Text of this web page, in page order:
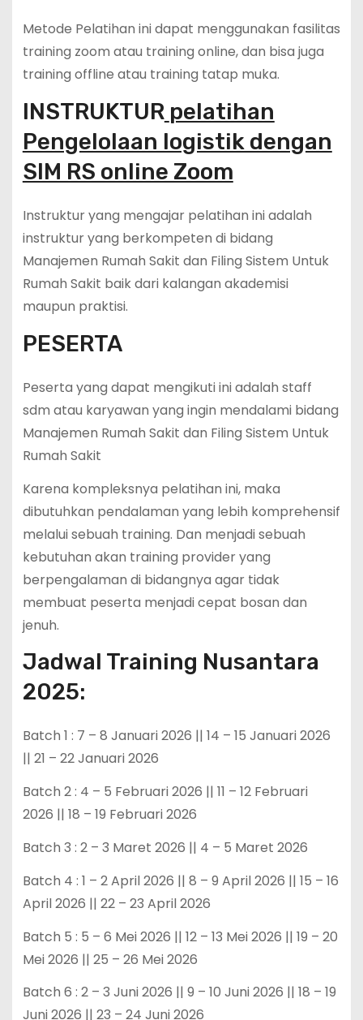
Metode Pelatihan ini dapat menggunakan fasilitas
training zoom atau training online, dan bisa juga
training offline atau training tatap muka.
INSTRUKTUR pelatihan
Pengelolaan logistik dengan
SIM RS online Zoom
Instruktur yang mengajar pelatihan ini adalah
instruktur yang berkompeten di bidang
Manajemen Rumah Sakit dan Filing Sistem Untuk
Rumah Sakit baik dari kalangan akademisi
maupun praktisi.
PESERTA
Peserta yang dapat mengikuti ini adalah staff
sdm atau karyawan yang ingin mendalami bidang
Manajemen Rumah Sakit dan Filing Sistem Untuk
Rumah Sakit
Karena kompleksnya pelatihan ini, maka
dibutuhkan pendalaman yang lebih komprehensif
melalui sebuah training. Dan menjadi sebuah
kebutuhan akan training provider yang
berpengalaman di bidangnya agar tidak
membuat peserta menjadi cepat bosan dan
jenuh.
Jadwal Training Nusantara
2025:
Batch 1 : 7 – 8 Januari 2026 || 14 – 15 Januari 2026
|| 21 – 22 Januari 2026
Batch 2 : 4 – 5 Februari 2026 || 11 – 12 Februari
2026 || 18 – 19 Februari 2026
Batch 3 : 2 – 3 Maret 2026 || 4 – 5 Maret 2026
Batch 4 : 1 – 2 April 2026 || 8 – 9 April 2026 || 15 – 16
April 2026 || 22 – 23 April 2026
Batch 5 : 5 – 6 Mei 2026 || 12 – 13 Mei 2026 || 19 – 20
Mei 2026 || 25 – 26 Mei 2026
Batch 6 : 2 – 3 Juni 2026 || 9 – 10 Juni 2026 || 18 – 19
Juni 2026 || 23 – 24 Juni 2026